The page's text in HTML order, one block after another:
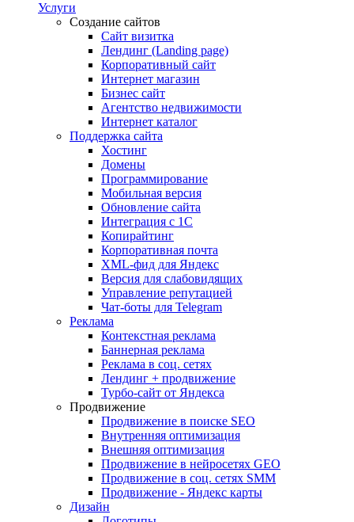
Услуги
Создание сайтов
Сайт визитка
Лендинг (Landing page)
Корпоративный сайт
Интернет магазин
Бизнес сайт
Агентство недвижимости
Интернет каталог
Поддержка сайта
Хостинг
Домены
Программирование
Мобильная версия
Обновление сайта
Интеграция с 1С
Копирайтинг
Корпоративная почта
XML-фид для Яндекс
Версия для слабовидящих
Управление репутацией
Чат-боты для Telegram
Реклама
Контекстная реклама
Баннерная реклама
Реклама в соц. сетях
Лендинг + продвижение
Турбо-сайт от Яндекса
Продвижение
Продвижение в поиске SEO
Внутренняя оптимизация
Внешняя оптимизация
Продвижение в нейросетях GEO
Продвижение в соц. сетях SMM
Продвижение - Яндекс карты
Дизайн